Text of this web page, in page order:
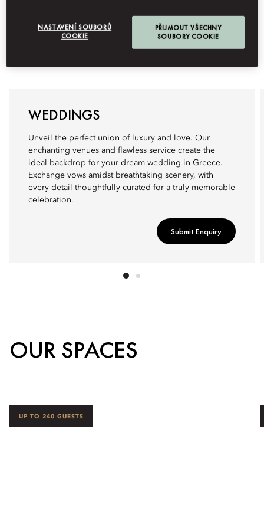
WEDDINGS
Unveil the perfect union of luxury and love. Our
enchanting venues and flawless service create the
ideal backdrop for your dream wedding in Greece.
Exchange vows amidst breathtaking scenery, with
every detail thoughtfully curated for a truly memorable
celebration.
Submit Enquiry
OUR SPACES
UP TO 240 GUESTS
NASTAVENÍ SOUBORŮ
COOKIE
PŘIJMOUT VŠECHNY
SOUBORY COOKIE